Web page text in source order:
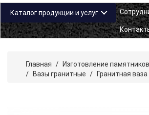
Каталог продукции и услуг
Главная / Изготовление памятников
/
Вазы гранитные / Гранитная ваза